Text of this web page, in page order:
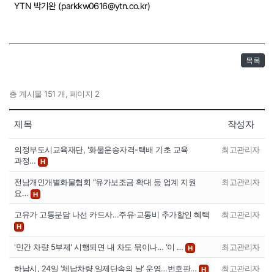
YTN 박기완 (parkkw0616@ytn.co.kr)
목록
총 게시물 151 개, 페이지 2
제목 작성자
의정부도시교육재단, '화물운송자격-택배 기초 교육
과정… H
최고관리자
전남개인개별화물협회 “유가보조금 확대 등 업계 지원
요… H
최고관리자
고유가 고통분담 나선 카드사…주유·교통비 추가할인 혜택
H
최고관리자
'민간 차량 5부제' 시행되면 내 차도 묶이나… '이 … H 최고관리자
하남시, 24일 ‘체납차량 일제단속의 날’ 운영…번호판… H 최고관리자